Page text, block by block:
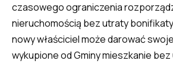
czasowego ograniczenia
nieruchomością bez utraty
nowy właściciel może darować
wykupione od Gminy mieszkanie